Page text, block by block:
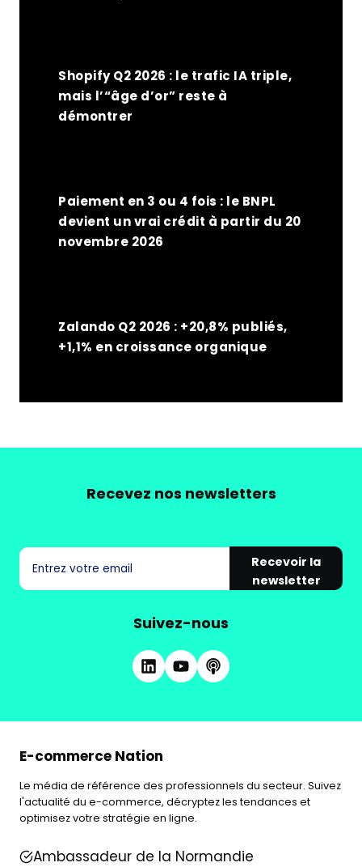
Shopify Q2 2026 : le trafic IA triple,
mais l’“âge d’or” reste à
démontrer
Paiement en 3 ou 4 fois : le BNPL
devient un vrai crédit à partir du 20
novembre 2026
Zalando Q2 2026 : +20,8% publiés,
+1,1% en croissance organique
Recevez nos newsletters
Recevoir la
newsletter
Suivez-nous
E-commerce Nation
Le média de référence des professionnels du secteur. Suivez
l'actualité du e-commerce, décryptez les tendances et
optimisez votre stratégie en ligne.
Ambassadeur de la Normandie